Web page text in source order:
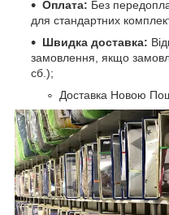
Оплата: Без
для стандартних
Швидка доставка:
замовлення, якщо
сб.);
Доставка Новою